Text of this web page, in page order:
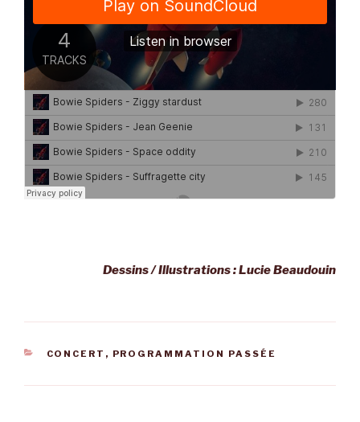
Dessins / Illustrations : Lucie Beaudouin
CATÉGORIES
CONCERT , PROGRAMMATION PASSÉE